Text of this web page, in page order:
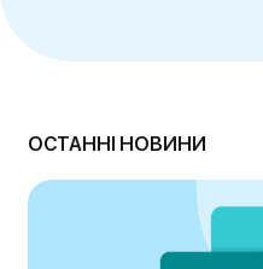
ОСТАННІ НОВИНИ